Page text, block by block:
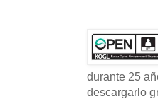
durante 25
descargarlo